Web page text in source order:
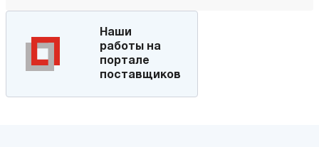
Наши
работы на
портале
поставщиков